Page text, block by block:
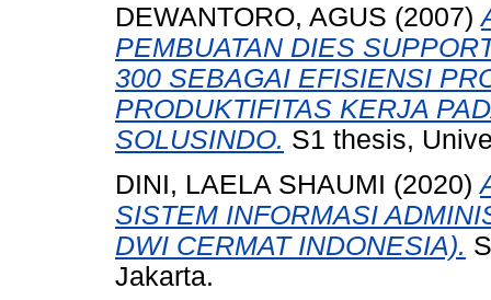
DEWANTORO, AGUS (2007)
PEMBUATAN DIES
300 SEBAGAI EFISIENSI
PRODUKTIFITAS KERJA
SOLUSINDO. S1 thesis,
DINI, LAELA SHAUMI (2020)
SISTEM INFORMASI
DWI CERMAT INDONESIA).
Jakarta.